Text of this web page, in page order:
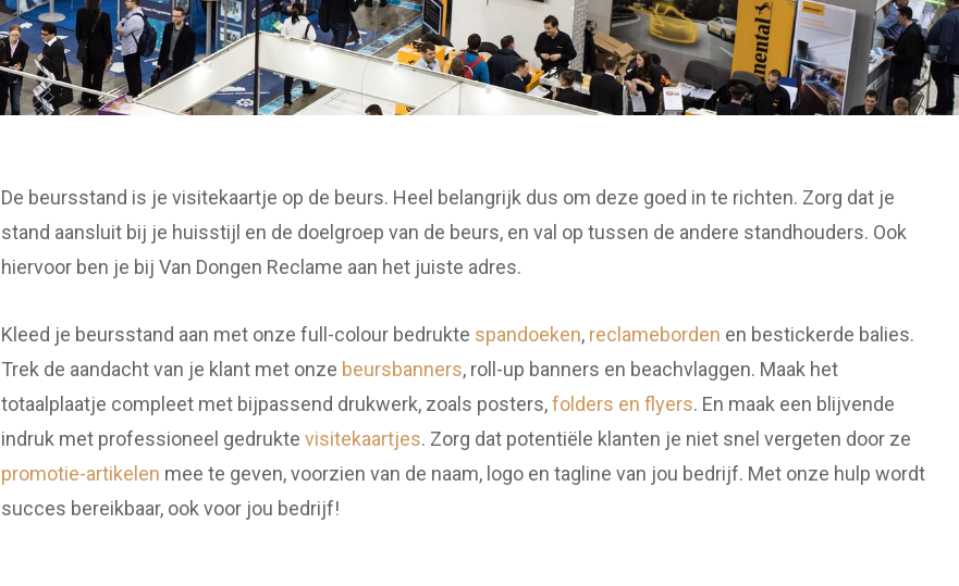
De beursstand is je visitekaartje op de beurs. Heel belangrijk dus om deze goed in te richten. Zorg dat je
stand aansluit bij je huisstijl en de doelgroep van de beurs, en val op tussen de andere standhouders. Ook
hiervoor ben je bij Van Dongen Reclame aan het juiste adres.
Kleed je beursstand aan met onze full-colour bedrukte spandoeken, reclameborden en bestickerde balies.
Trek de aandacht van je klant met onze beursbanners, roll-up banners en beachvlaggen. Maak het
totaalplaatje compleet met bijpassend drukwerk, zoals posters,folders en flyers. En maak een blijvende
indruk met professioneel gedrukte visitekaartjes. Zorg dat potentiële klanten je niet snel vergeten door ze
promotie-artikelen mee te geven, voorzien van de naam, logo en tagline van jou bedrijf. Met onze hulp wordt
succes bereikbaar, ook voor jou bedrijf!